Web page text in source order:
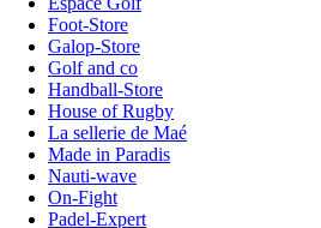
Foot-Store
Galop-Store
Golf and co
Handball-Store
House of Rugby
La sellerie de Maé
Made in Paradis
Nauti-wave
On-Fight
Padel-Expert